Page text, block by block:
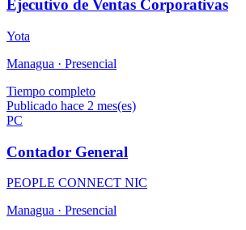
Ejecutivo de Ventas Corporativas
Yota
Managua · Presencial
Tiempo completo
Publicado hace 2 mes(es)
PC
Contador General
PEOPLE CONNECT NIC
Managua · Presencial